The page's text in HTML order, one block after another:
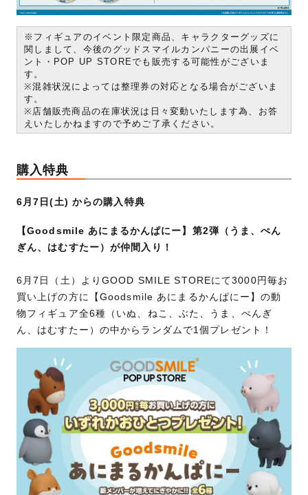
※フィギュアのイベント限定商品、キャラクターグッズに
関しまして、今後のグッドスマイルカンパニーの出展イベ
ント・POP UP STOREでも販売する可能性がございま
す。
※混雑状況によっては整理券の対応となる場合がございま
す。
※店舗販売商品の在庫状況は日々変動いたします為、お答
えいたしかねますので予めご了承ください。
購入特典
6月7日(土) からの購入特典
【Goodsmile あにまるかんぱにー】第2弾（うま、ぺん
ぎん、はむすたー）が仲間入り！
6月7日（土）よりGOOD SMILE STOREにて3000円毎お
買い上げの方に【Goodsmile あにまるかんぱにー】の動
物フィギュア全6種（いぬ、ねこ、ぶた、うま、ぺんぎ
ん、はむすたー）の中からランダムで1個プレゼント！